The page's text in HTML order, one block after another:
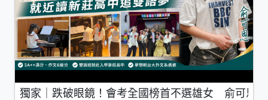
獨家｜跌破眼鏡！會考全國榜首不選雄女 俞可恩